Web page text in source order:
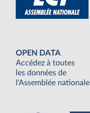
OPEN DATA
Accédez à toutes
les données de
l'Assemblée nationale